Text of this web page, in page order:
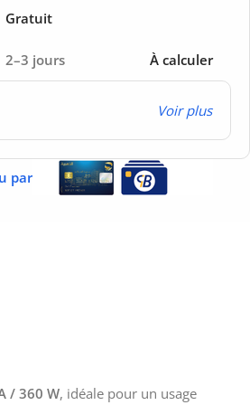
Gratuit
2–3 jours À calculer
Voir plus
par
/ 360 W, idéale pour un usage